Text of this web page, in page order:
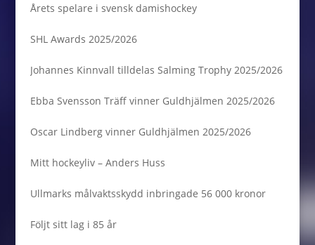
Årets spelare i svensk damishockey
SHL Awards 2025/2026
Johannes Kinnvall tilldelas Salming Trophy 2025/2026
Ebba Svensson Träff vinner Guldhjälmen 2025/2026
Oscar Lindberg vinner Guldhjälmen 2025/2026
Mitt hockeyliv – Anders Huss
Ullmarks målvaktsskydd inbringade 56 000 kronor
Följt sitt lag i 85 år